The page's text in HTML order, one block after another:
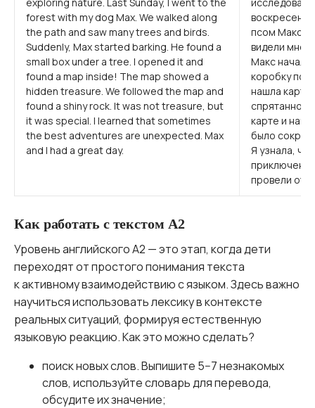
forest with my dog Max. We walked along
the path and saw many trees and birds.
Suddenly, Max started barking. He found a
small box under a tree. I opened it and
found a map inside! The map showed a
hidden treasure. We followed the map and
found a shiny rock. It was not treasure, but
it was special. I learned that sometimes
the best adventures are unexpected. Max
and I had a great day.
псом
видели
Макс начал
коробку под
нашла карту
спрятанное
карте и
было
Я узнала,
провели
Как работать с текстом A2
Уровень английского A2 — это этап, когда дети
переходят от простого понимания текста
к активному взаимодействию с языком. Здесь важно
научиться использовать лексику в контексте
реальных ситуаций, формируя естественную
языковую реакцию. Как это можно сделать?
поиск новых слов. Выпишите 5−7 незнакомых
слов, используйте словарь для перевода,
обсудите их значение;